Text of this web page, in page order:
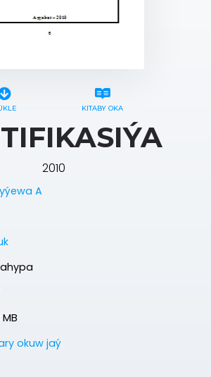
KITABY OKA
2010
A
okuw jaý